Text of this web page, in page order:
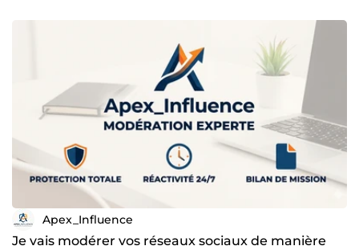
Apex_Influence
Je vais modérer vos réseaux sociaux de manière